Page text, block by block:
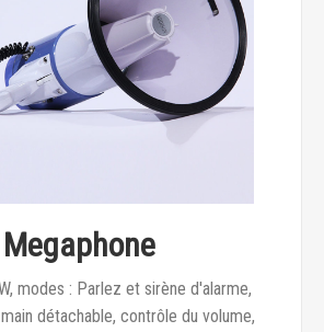
Megaphone
modes : Parlez et sirène d'alarme,
détachable, contrôle du volume,